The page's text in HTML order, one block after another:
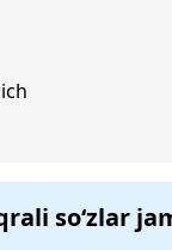
so‘zlar